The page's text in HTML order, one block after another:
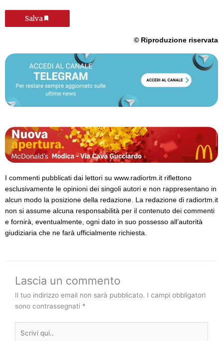
Salva
© Riproduzione riservata
I commenti pubblicati dai lettori su www.radiortm.it riflettono
esclusivamente le opinioni dei singoli autori e non rappresentano in
alcun modo la posizione della redazione. La redazione di radiortm.it
non si assume alcuna responsabilità per il contenuto dei commenti
e fornirà, eventualmente, ogni dato in suo possesso all’autorità
giudiziaria che ne farà ufficialmente richiesta.
Lascia un commento
Il tuo indirizzo email non sarà pubblicato. I campi obbligatori
sono contrassegnati *
qui..